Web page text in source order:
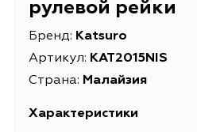
рулевой рейки
Бренд: Katsuro
Артикул: KAT2015NIS
Страна: Малайзия
Характеристики